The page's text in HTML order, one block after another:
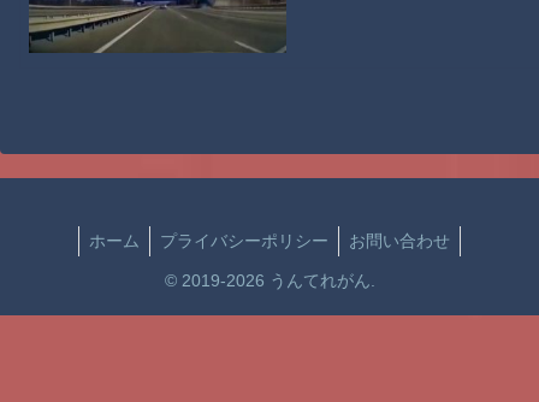
ホーム プライバシーポリシー お問い合わせ
© 2019-2026 うんてれがん.